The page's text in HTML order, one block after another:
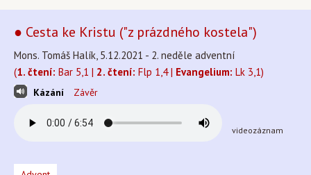
● Cesta ke Kristu ("z prázdného kostela")
Mons. Tomáš Halík, 5.12.2021 - 2. neděle adventní
(1. čtení: Bar 5,1 | 2. čtení: Flp 1,4 | Evangelium: Lk 3,1)
Kázání Závěr
videozáznam